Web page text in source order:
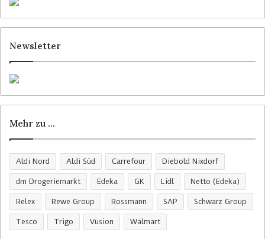
Newsletter
Mehr zu …
Aldi Nord Aldi Süd Carrefour Diebold Nixdorf
dm Drogeriemarkt Edeka GK Lidl Netto (Edeka)
Relex Rewe Group Rossmann SAP Schwarz Group
Tesco Trigo Vusion Walmart